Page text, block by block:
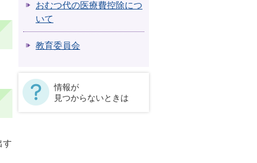
す
おむつ代の医療費控除につ
いて
教育委員会
情報が
見つからないときは